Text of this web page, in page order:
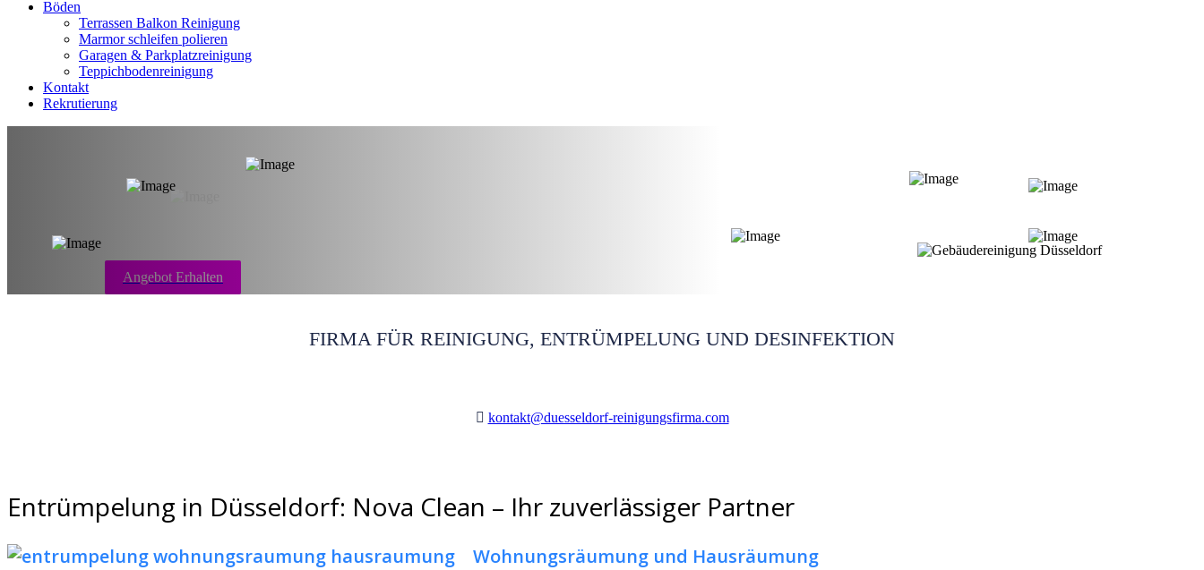
Böden
Terrassen Balkon Reinigung
Marmor schleifen polieren
Garagen & Parkplatzreinigung
Teppichbodenreinigung
Kontakt
Rekrutierung
Entrümpelung Düsseldorf
Angebot Erhalten
FIRMA FÜR REINIGUNG, ENTRÜMPELUNG UND DESINFEKTION
kontakt@duesseldorf-reinigungsfirma.com
Entrümpelung in Düsseldorf: Nova Clean – Ihr zuverlässiger Partner
Wohnungsräumung und Hausräumung